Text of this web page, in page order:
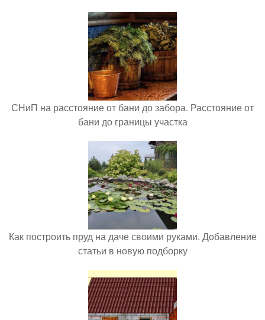
СНиП на расстояние от бани до забора. Расстояние от
бани до границы участка
Как построить пруд на даче своими руками. Добавление
статьи в новую подборку